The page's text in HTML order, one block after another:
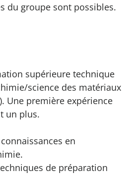
du groupe sont possibles.
supérieure technique
science des matériaux
Une première expérience
un plus.
en
de préparation